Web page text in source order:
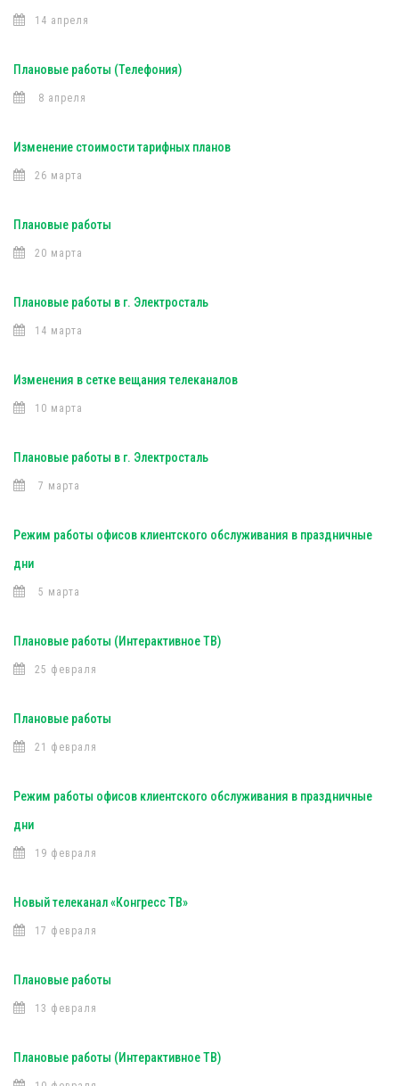
14 апреля
Плановые работы (Телефония)
8 апреля
Изменение стоимости тарифных планов
26 марта
Плановые работы
20 марта
Плановые работы в г. Электросталь
14 марта
Изменения в сетке вещания телеканалов
10 марта
Плановые работы в г. Электросталь
7 марта
Режим работы офисов клиентского обслуживания в праздничные
дни
5 марта
Плановые работы (Интерактивное ТВ)
25 февраля
Плановые работы
21 февраля
Режим работы офисов клиентского обслуживания в праздничные
дни
19 февраля
Новый телеканал «Конгресс ТВ»
17 февраля
Плановые работы
13 февраля
Плановые работы (Интерактивное ТВ)